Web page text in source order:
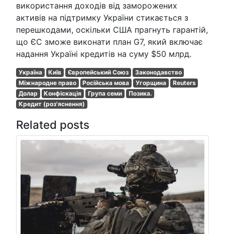
використання доходів від заморожених
активів на підтримку України стикається з
перешкодами, оскільки США прагнуть гарантій,
що ЄС зможе виконати план G7, який включає
надання Україні кредитів на суму $50 млрд.
Україна Київ Європейський Союз
Законодавство
Міжнародне право
Російська мова Угорщина
Reuters
Долар
Конфіскація Група семи
Позика.
Кредит (роз'яснення)
Related posts